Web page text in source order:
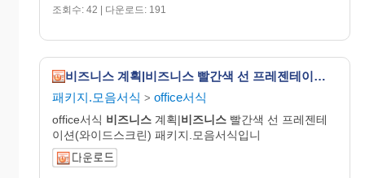
조회수: 42 | 다운로드: 191
비즈니스 계획|비즈니스 빨간색 선 프레젠테이션(와이드스크린)
패키지.모음서식 > office서식
office서식 비즈니스 계획|비즈니스 빨간색 선 프레젠테
이션(와이드스크린) 패키지.모음서식입니